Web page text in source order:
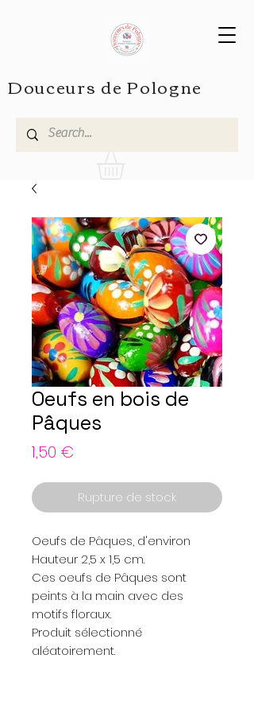
Douceurs de Pologne
Oeufs en bois de
Pâques
1,50 €
Rupture de stock
Oeufs de Pâques, d'environ
Hauteur 2,5 x 1,5 cm.
Ces oeufs de Pâques sont
peints à la main avec des
motifs floraux.
Produit sélectionné
aléatoirement.